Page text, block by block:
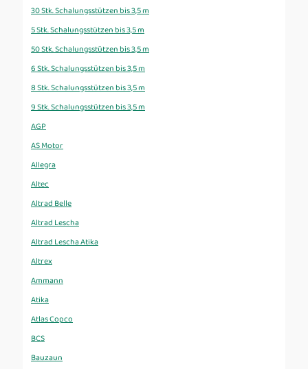
30 Stk. Schalungsstützen bis 3,5 m
5 Stk. Schalungsstützen bis 3,5 m
50 Stk. Schalungsstützen bis 3,5 m
6 Stk. Schalungsstützen bis 3,5 m
8 Stk. Schalungsstützen bis 3,5 m
9 Stk. Schalungsstützen bis 3,5 m
AGP
AS Motor
Allegra
Altec
Altrad Belle
Altrad Lescha
Altrad Lescha Atika
Altrex
Ammann
Atika
Atlas Copco
BCS
Bauzaun